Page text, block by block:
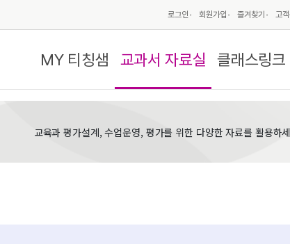
로그인 회원가입 즐겨찾기 고
MY 티칭샘 교과서 자료실 클래스링크
교육과 평가설계, 수업운영, 평가를 위한 다양한 자료를 활용하